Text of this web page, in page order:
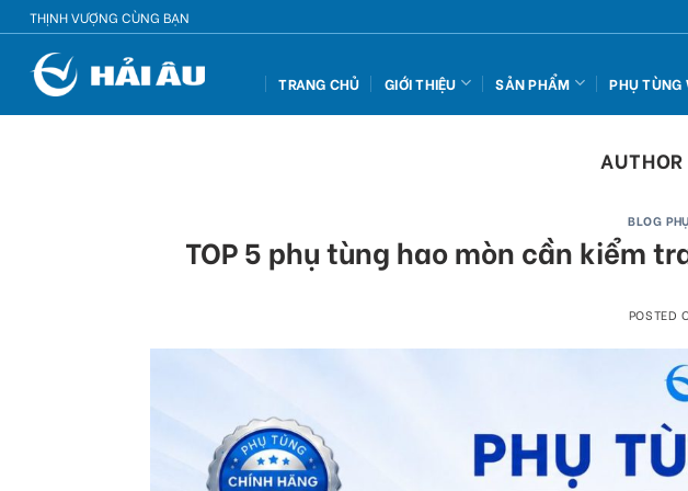
Skip
to
content
THỊNH VƯỢNG CÙNG BẠN
TRANG CHỦ GIỚI THIỆU SẢN PHẨM PHỤ TÙNG
BLOG
TOP 5 phụ tùng hao mòn cần kiểm
POSTED